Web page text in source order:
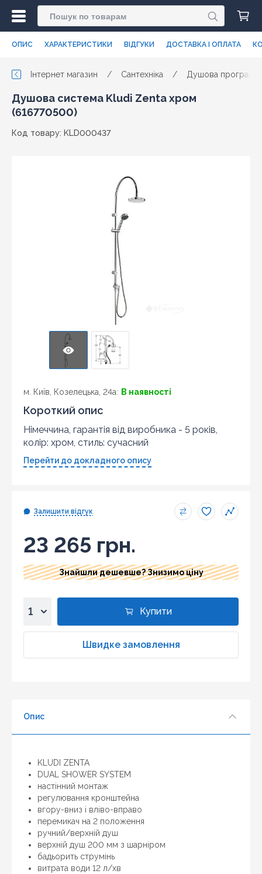
ОПИС ХАРАКТЕРИСТИКИ ВІДГУКИ ДОСТАВКА І ОПЛАТА
Інтернет магазин / Сантехніка / Душова програма
Душова система Kludi Zenta хром
(616770500)
Код товару: KLD000437
м. Київ, Козелецька, 24а: В наявності
Короткий опис
Німеччина, гарантія від виробника - 5 років,
колір: хром, стиль: сучасний
Перейти до докладного опису
Залишити відгук
23 265 грн.
Знайшли дешевше? Знизимо ціну
3
7
8
10
Купити
Швидке замовлення
Опис
KLUDI ZENTA
DUAL SHOWER SYSTEM
настінний монтаж
регулювання кронштейна
вгору-вниз і вліво-вправо
перемикач на 2 положення
ручний/верхній душ
верхній душ 200 мм з шарніром
бадьорить струмінь
витрата води 12 л/хв